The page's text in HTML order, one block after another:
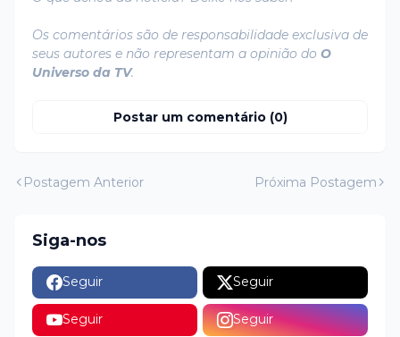
Os comentários são de responsabilidade exclusiva de
seus autores e não representam a opinião do O
Universo da TV.
Postar um comentário (0)
Postagem Anterior Próxima Postagem
Siga-nos
Seguir Seguir
Seguir Seguir